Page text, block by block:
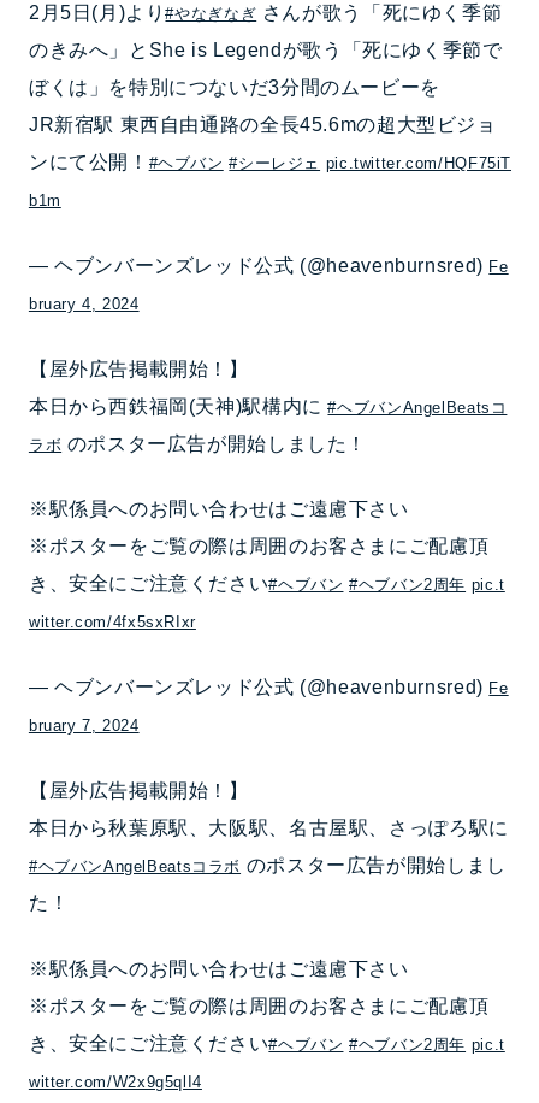
2月5日(月)より#やなぎなぎ さんが歌う「死にゆく季節
のきみへ」とShe is Legendが歌う「死にゆく季節で
ぼくは」を特別につないだ3分間のムービーを
JR新宿駅 東西自由通路の全長45.6mの超大型ビジョ
ンにて公開！ #ヘブバン #シーレジェ pic.twitter.com/HQF75iT
b1m
— ヘブンバーンズレッド公式 (@heavenburnsred) Fe
bruary 4, 2024
【屋外広告掲載開始！】
本日から西鉄福岡(天神)駅構内に#ヘブバンAngelBeatsコ
ラボ のポスター広告が開始しました！
※駅係員へのお問い合わせはご遠慮下さい
※ポスターをご覧の際は周囲のお客さまにご配慮頂
き、安全にご注意ください#ヘブバン #ヘブバン2周年 pic.t
witter.com/4fx5sxRIxr
— ヘブンバーンズレッド公式 (@heavenburnsred) Fe
bruary 7, 2024
【屋外広告掲載開始！】
本日から秋葉原駅、大阪駅、名古屋駅、さっぽろ駅に
#ヘブバンAngelBeatsコラボ のポスター広告が開始しまし
た！
※駅係員へのお問い合わせはご遠慮下さい
※ポスターをご覧の際は周囲のお客さまにご配慮頂
き、安全にご注意ください#ヘブバン #ヘブバン2周年 pic.t
witter.com/W2x9g5qlI4